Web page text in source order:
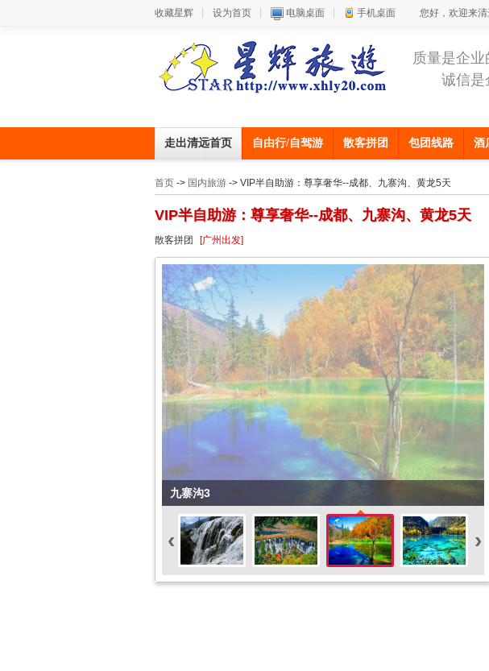
收藏星辉 设为首页 电脑桌面 手机桌面 您好，欢迎来清
质量是企
诚信是
走出清远首页 自由行/自驾游 散客拼团 包团线路 酒
首页 -> 国内旅游 -> VIP半自助游：尊享奢华--成都、九寨沟、黄龙5天
VIP半自助游：尊享奢华--成都、九寨沟、黄龙5天
散客拼团 [广州出发]
九寨沟3
‹ ›